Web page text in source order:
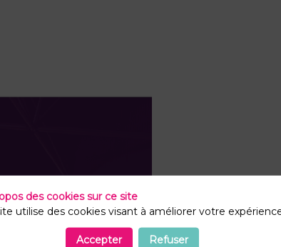
des cookies sur ce site
utilise des cookies visant à améliorer votre
Accepter Refuser